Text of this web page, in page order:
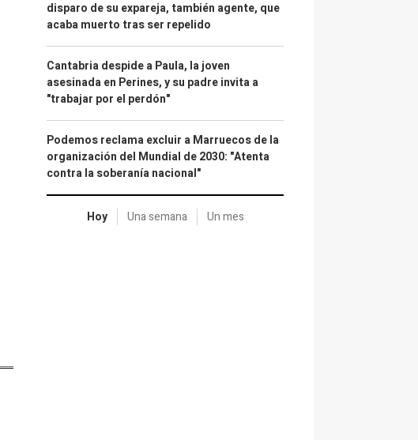
disparo de su expareja, también agente, que
acaba muerto tras ser repelido
Cantabria despide a Paula, la joven
asesinada en Perines, y su padre invita a
"trabajar por el perdón"
Podemos reclama excluir a Marruecos de la
organización del Mundial de 2030: "Atenta
contra la soberanía nacional"
Hoy Una semana Un mes